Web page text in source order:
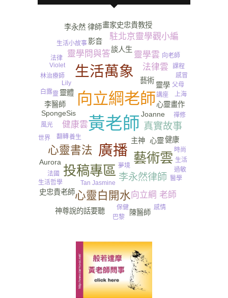
黃老師
向立綱老師
廣播
生活萬象
投稿專區
藝術雲
心靈白開水
心靈書法
李永然律師
真實故事
健康雲
靈學問與答
駐北京靈學觀小編
靈學雲
向立綱 老師
法律雲
心靈
李醫師
靈體
畫家史忠貴教授
Joanne
神尊說的話要聽
靈學
心靈畫作
SpongeSis
主神
李永然 律師
影音
談人生
史忠貴老師
Aurora
健康
陳醫師
藝術
林治療師
養生
Tan Jasmine
保健
上海
Lily
白露
翻轉
醫學
生活小故事
講座
風光
生活
法律
夢境
生活哲學
父母
課程
向老師
世界
時尚
法國
過敏
靈
Violet
感冒
禪修
巴黎
感情